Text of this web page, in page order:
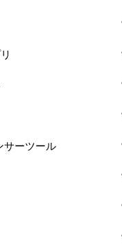
サーツール